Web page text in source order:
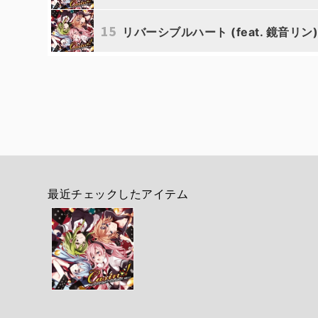
ゆちゃP
15 リバーシブルハート (feat. 鏡音リン)
最近チェックしたアイテム